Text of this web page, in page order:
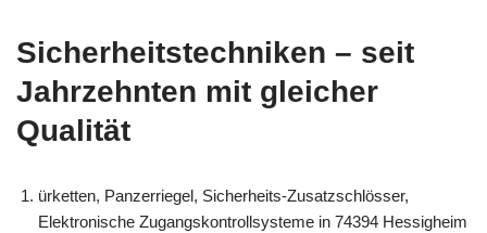
Sicherheitstechniken – seit
Jahrzehnten mit gleicher
Qualität
ürketten, Panzerriegel, Sicherheits-Zusatzschlösser,
Elektronische Zugangskontrollsysteme in 74394 Hessigheim